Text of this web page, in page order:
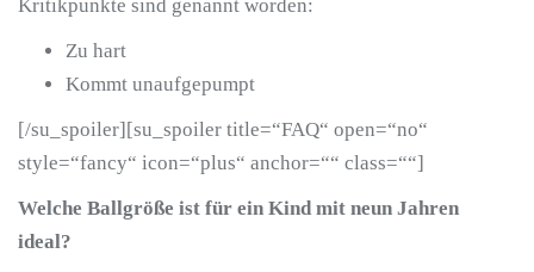
Kritikpunkte sind genannt worden:
Zu hart
Kommt unaufgepumpt
[/su_spoiler][su_spoiler title=“FAQ“ open=“no“
style=“fancy“ icon=“plus“ anchor=““ class=““]
Welche Ballgröße ist für ein Kind mit neun Jahren
ideal?